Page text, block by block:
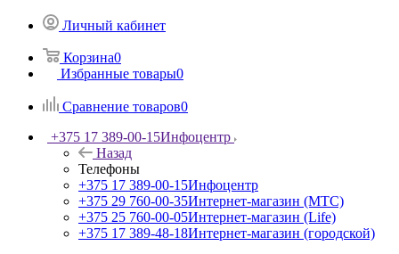
Личный кабинет
Корзина0
Избранные товары0
Сравнение товаров0
+375 17 389-00-15Инфоцентр
Назад
Телефоны
+375 17 389-00-15Инфоцентр
+375 29 760-00-35Интернет-магазин (МТС)
+375 25 760-00-05Интернет-магазин (Life)
+375 17 389-48-18Интернет-магазин (городской)